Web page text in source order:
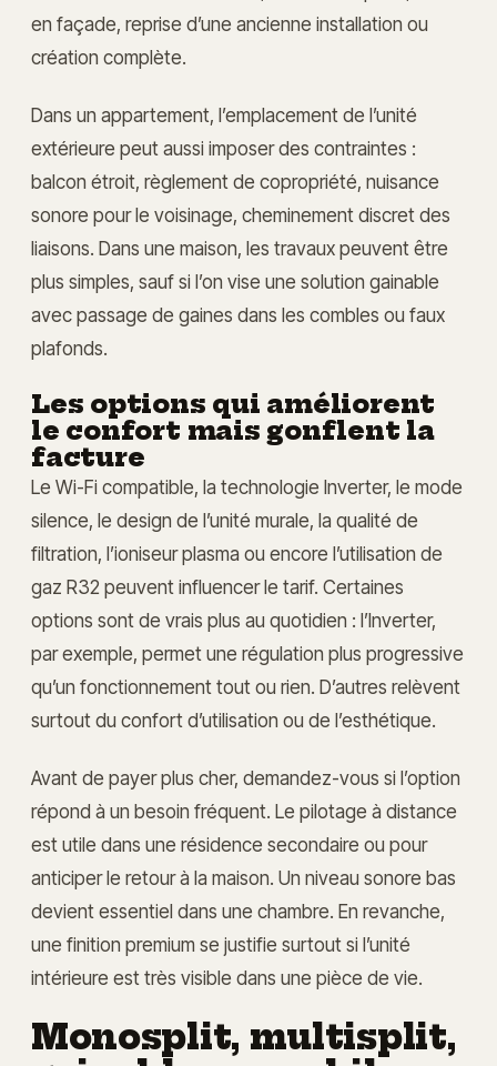
en façade, reprise d’une ancienne installation ou
création complète.
Dans un appartement, l’emplacement de l’unité
extérieure peut aussi imposer des contraintes :
balcon étroit, règlement de copropriété, nuisance
sonore pour le voisinage, cheminement discret des
liaisons. Dans une maison, les travaux peuvent être
plus simples, sauf si l’on vise une solution gainable
avec passage de gaines dans les combles ou faux
plafonds.
Les options qui améliorent
le confort mais gonflent la
facture
Le Wi-Fi compatible, la technologie Inverter, le mode
silence, le design de l’unité murale, la qualité de
filtration, l’ioniseur plasma ou encore l’utilisation de
gaz R32 peuvent influencer le tarif. Certaines
options sont de vrais plus au quotidien : l’Inverter,
par exemple, permet une régulation plus progressive
qu’un fonctionnement tout ou rien. D’autres relèvent
surtout du confort d’utilisation ou de l’esthétique.
Avant de payer plus cher, demandez-vous si l’option
répond à un besoin fréquent. Le pilotage à distance
est utile dans une résidence secondaire ou pour
anticiper le retour à la maison. Un niveau sonore bas
devient essentiel dans une chambre. En revanche,
une finition premium se justifie surtout si l’unité
intérieure est très visible dans une pièce de vie.
Monosplit, multisplit,